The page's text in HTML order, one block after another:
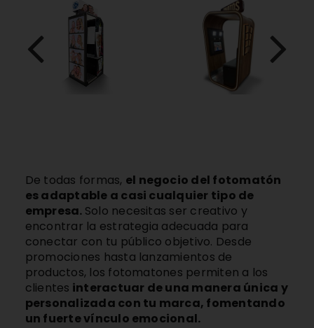
De todas formas, el negocio del fotomatón
es adaptable a casi cualquier tipo de
empresa. Solo necesitas ser creativo y
encontrar la estrategia adecuada para
conectar con tu público objetivo. Desde
promociones hasta lanzamientos de
productos, los fotomatones permiten a los
clientes interactuar de una manera única y
personalizada con tu marca, fomentando
un fuerte vínculo emocional.